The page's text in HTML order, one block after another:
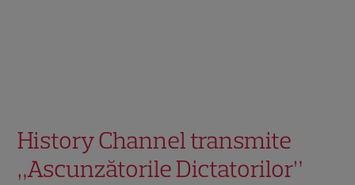
History Channel transmite
„Ascunzătorile Dictatorilor”